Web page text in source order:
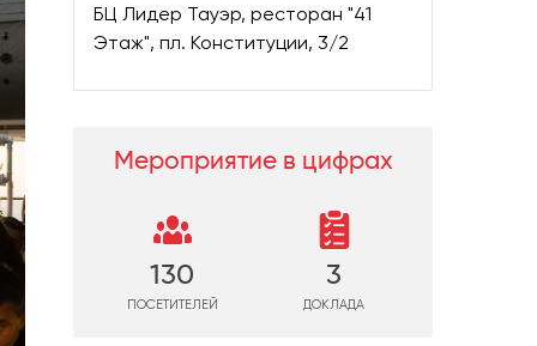
БЦ Лидер Тауэр, ресторан "41
Этаж", пл. Конституции, 3/2
Мероприятие в цифрах
130
ПОСЕТИТЕЛЕЙ
3
ДОКЛАДА